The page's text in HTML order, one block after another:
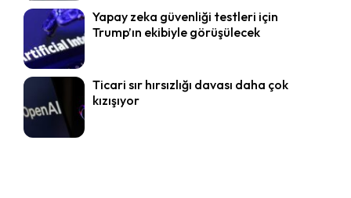
Yapay zeka güvenliği testleri için
Trump’ın ekibiyle görüşülecek
Ticari sır hırsızlığı davası daha çok
kızışıyor